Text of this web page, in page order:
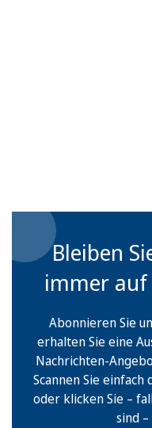
Bleiben
immer auf
Abonnieren Sie
erhalten Sie eine
Nachrichten-
Scannen Sie
oder klicken Sie –
sind